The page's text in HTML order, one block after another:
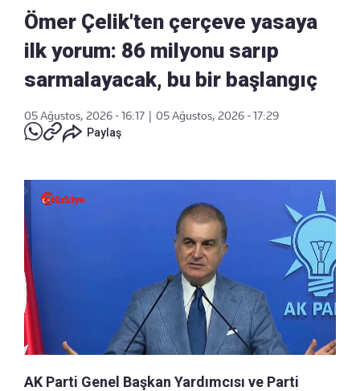
Ömer Çelik'ten çerçeve yasaya
ilk yorum: 86 milyonu sarıp
sarmalayacak, bu bir başlangıç
05 Ağustos, 2026 - 16:17
05 Ağustos, 2026 - 17:29
Paylaş
AK Parti Genel Başkan Yardımcısı ve Parti